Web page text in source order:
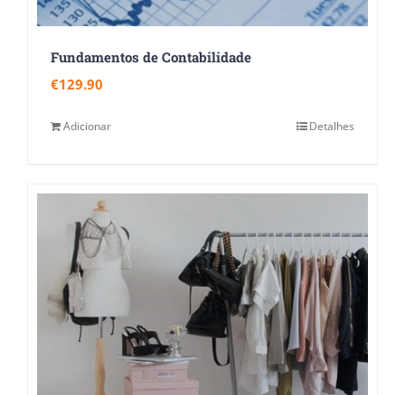
Fundamentos de Contabilidade
€129.90
Adicionar Detalhes